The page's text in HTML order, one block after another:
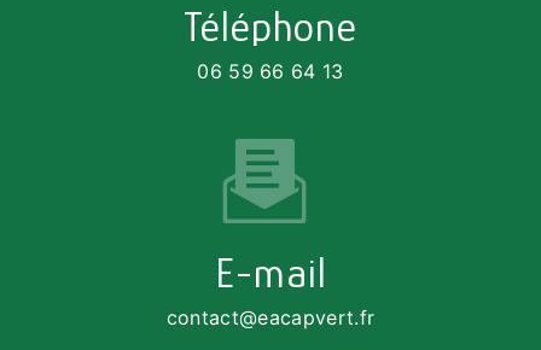
Téléphone
06 59 66 64 13
E-mail
contact@eacapvert.fr